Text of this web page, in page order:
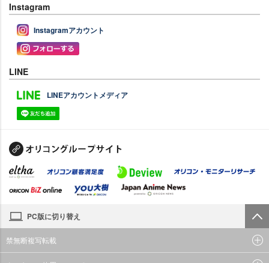
Instagram
Instagramアカウント
LINE
LINEアカウントメディア
PC版に切り替え
禁無断複写転載